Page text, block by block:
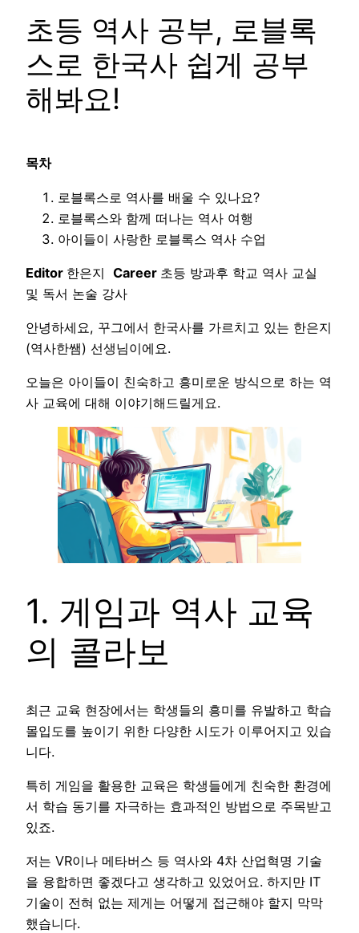
초등 역사 공부, 로블록
스로 한국사 쉽게 공부
해봐요!
목차
로블록스로 역사를 배울 수 있나요?
로블록스와 함께 떠나는 역사 여행
아이들이 사랑한 로블록스 역사 수업
Editor 한은지 Career 초등 방과후 학교 역사 교실
및 독서 논술 강사
안녕하세요, 꾸그에서 한국사를 가르치고 있는 한은지
(역사한쌤) 선생님이에요.
오늘은 아이들이 친숙하고 흥미로운 방식으로 하는 역
사 교육에 대해 이야기해드릴게요.
1. 게임과 역사 교육
의 콜라보
최근 교육 현장에서는 학생들의 흥미를 유발하고 학습
몰입도를 높이기 위한 다양한 시도가 이루어지고 있습
니다.
특히 게임을 활용한 교육은 학생들에게 친숙한 환경에
서 학습 동기를 자극하는 효과적인 방법으로 주목받고
있죠.
저는 VR이나 메타버스 등 역사와 4차 산업혁명 기술
을 융합하면 좋겠다고 생각하고 있었어요. 하지만 IT
기술이 전혀 없는 제게는 어떻게 접근해야 할지 막막
했습니다.